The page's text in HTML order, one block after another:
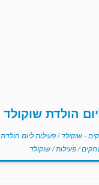
הולדת שוקולד
- שוקולד/פעילות ליום הולדת
/פעילות/שוקולד